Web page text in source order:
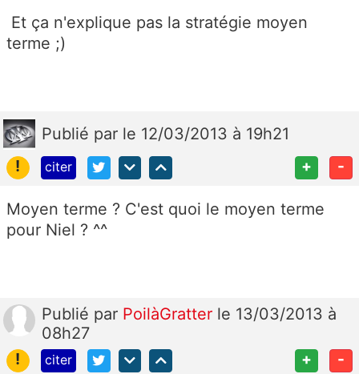
Et ça n'explique pas la stratégie moyen
terme ;)
Publié par le 12/03/2013 à 19h21
!
citer + -
Moyen terme ? C'est quoi le moyen terme
pour Niel ? ^^
Publié par PoilàGratter le 13/03/2013 à
08h27
!
citer + -